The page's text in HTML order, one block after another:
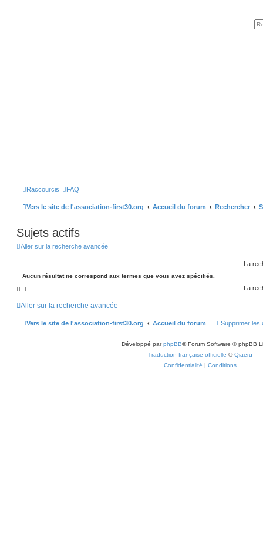
Raccourcis FAQ
Vers le site de l'association-first30.org Accueil du forum Rechercher
Sujets actifs
Aller sur la recherche avancée
La
Aucun résultat ne correspond aux termes que vous avez spécifiés.
La
Aller sur la recherche avancée
Vers le site de l'association-first30.org Accueil du forum Supprimer les
Développé parphpBB® Forum Software © phpBB
Traduction française officielle ©Qiaeru
Confidentialité | Conditions